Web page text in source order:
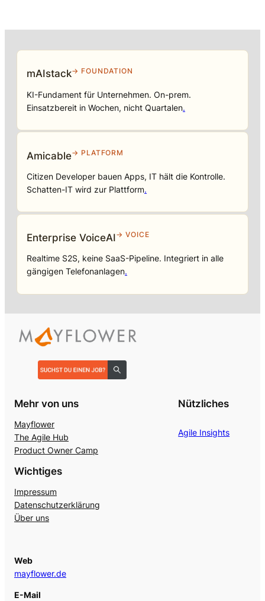
mAIstack→ FOUNDATION
KI-Fundament für Unternehmen. On-prem.
Einsatzbereit in Wochen, nicht Quartalen.
Amicable→ PLATFORM
Citizen Developer bauen Apps, IT hält die Kontrolle.
Schatten-IT wird zur Plattform.
Enterprise VoiceAI→ VOICE
Realtime S2S, keine SaaS-Pipeline. Integriert in alle
gängigen Telefonanlagen.
Mehr von uns
Mayflower
The Agile Hub
Product Owner Camp
Nützliches
Agile Insights
Wichtiges
Impressum
Datenschutzerklärung
Über uns
Web
mayflower.de
E-Mail